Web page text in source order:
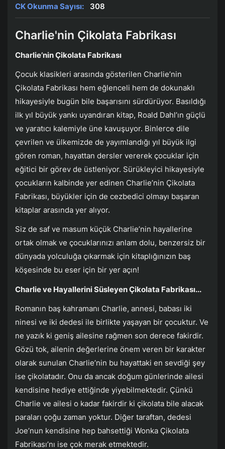
CK Okunma Sayısı:
308
Charlie'nin Çikolata Fabrikası
Charlie’nin Çikolata Fabrikası
Çocuk klasikleri arasında gösterilen Charlie’nin
Çikolata Fabrikası hem eğlenceli hem de dokunaklı
hikayesiyle bugün bile başarısını sürdürüyor. Basıldığı
ilk yıl büyük yankı uyandıran kitap, Roald Dahl’ın güçlü
ve yaratıcı kalemiyle üne kavuşuyor. Binlerce dile
çevrilen ve ülkemizde de yayımlandığı yıl büyük ilgi
gören roman, hayattan dersler vererek çocuklar için
eğitici bir görev de üstleniyor. Sürükleyici hikayesiyle
çocukların kalbinde yer edinen Charlie’nin Çikolata
Fabrikası, büyükler için de cezbedici olmayı başaran
kitaplar arasında yer alıyor.
Siz de saf ve masum küçük Charlie’nin hayallerine
ortak olmak ve çocuklarınızı anlam dolu, benzersiz bir
dünyada yolculuğa çıkarmak için kitaplığınızın baş
köşesinde bu eser için bir yer açın!
Charlie ve Hayallerini Süsleyen Çikolata Fabrikası...
Romanın baş kahramanı Charlie, annesi, babası iki
ninesi ve iki dedesi ile birlikte yaşayan bir çocuktur. Ve
ne yazık ki geniş ailesine rağmen son derece fakirdir.
Gözü tok, ailenin değerlerine önem veren bir karakter
olarak sunulan Charlie’nin bu hayattaki en sevdiği şey
ise çikolatadır. Onu da ancak doğum günlerinde ailesi
kendisine hediye ettiğinde yiyebilmektedir. Çünkü
Charlie ve ailesi o kadar fakirdir ki çikolata bile alacak
paraları çoğu zaman yoktur. Diğer taraftan, dedesi
Joe’nun kendisine hep bahsettiği Wonka Çikolata
Fabrikası’nı ise çok merak etmektedir.